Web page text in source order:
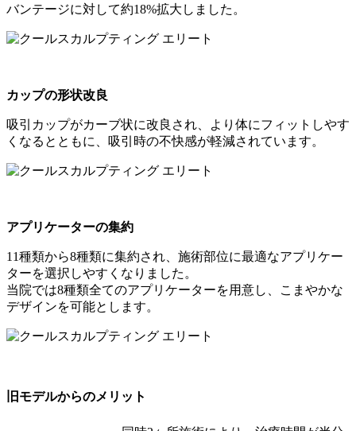
バンテージに対して約18%拡大しました。
カップの形状改良
吸引カップがカーブ状に改良され、より体にフィットしやす
くなるとともに、吸引時の不快感が軽減されています。
アプリケーターの集約
11種類から8種類に集約され、施術部位に最適なアプリケー
ターを選択しやすくなりました。
当院では8種類全てのアプリケーターを用意し、こまやかな
デザインを可能とします。
旧モデルからのメリット